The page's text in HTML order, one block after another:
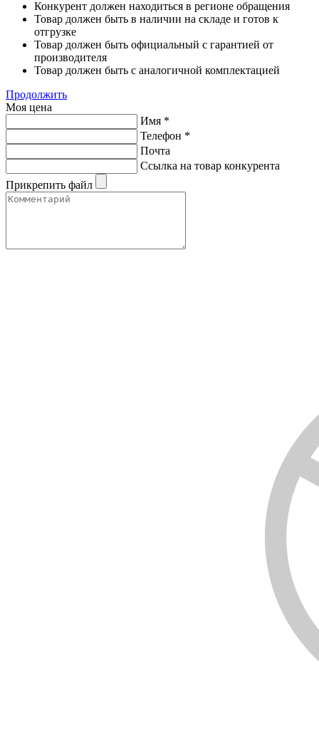
Конкурент должен находиться в регионе обращения
Товар должен быть в наличии на складе и готов к
отгрузке
Товар должен быть официальный с гарантией от
производителя
Товар должен быть с аналогичной комплектацией
Продолжить
Моя цена
Имя *
Телефон *
Почта
Ссылка на товар конкурента
Прикрепить файл